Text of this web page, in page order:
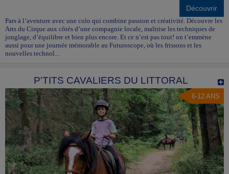
Découvrir
Pars à l’aventure avec une colo qui combine passion et créativité. Découvre les
Arts du Cirque aux côtés d’une compagnie locale, maîtrise les techniques de
jonglage, d’équilibre et bien plus encore. Et ce n’est pas tout! on t’emmène
aussi pour une journée mémorable au Futuroscope, où les frissons et les
nouvelles technol...
P'TITS CAVALIERS DU LITTORAL
6-12 ANS